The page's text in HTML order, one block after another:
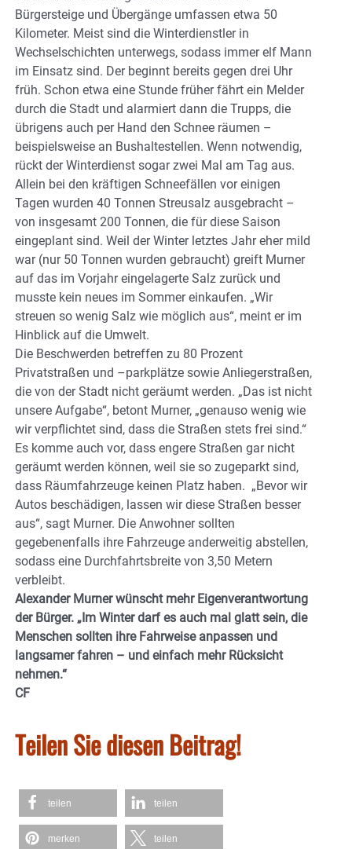
Bürgersteige und Übergänge umfassen etwa 50
Kilometer. Meist sind die Winterdienstler in
Wechselschichten unterwegs, sodass immer elf Mann
im Einsatz sind. Der beginnt bereits gegen drei Uhr
früh. Schon etwa eine Stunde früher fährt ein Melder
durch die Stadt und alarmiert dann die Trupps, die
übrigens auch per Hand den Schnee räumen –
beispielsweise an Bushaltestellen. Wenn notwendig,
rückt der Winterdienst sogar zwei Mal am Tag aus.
Allein bei den kräftigen Schneefällen vor einigen
Tagen wurden 40 Tonnen Streusalz ausgebracht –
von insgesamt 200 Tonnen, die für diese Saison
eingeplant sind. Weil der Winter letztes Jahr eher mild
war (nur 50 Tonnen wurden gebraucht) greift Murner
auf das im Vorjahr eingelagerte Salz zurück und
musste kein neues im Sommer einkaufen. „Wir
streuen so wenig Salz wie möglich aus“, meint er im
Hinblick auf die Umwelt.
Die Beschwerden betreffen zu 80 Prozent
Privatstraßen und –parkplätze sowie Anliegerstraßen,
die von der Stadt nicht geräumt werden. „Das ist nicht
unsere Aufgabe“, betont Murner, „genauso wenig wie
wir verpflichtet sind, dass die Straßen stets frei sind.“
Es komme auch vor, dass engere Straßen gar nicht
geräumt werden können, weil sie so zugeparkt sind,
dass Räumfahrzeuge keinen Platz haben. „Bevor wir
Autos beschädigen, lassen wir diese Straßen besser
aus“, sagt Murner. Die Anwohner sollten
gegebenenfalls ihre Fahrzeuge anderweitig abstellen,
sodass eine Durchfahrtsbreite von 3,50 Metern
verbleibt.
Alexander Murner wünscht mehr Eigenverantwortung
der Bürger. „Im Winter darf es auch mal glatt sein, die
Menschen sollten ihre Fahrweise anpassen und
langsamer fahren – und einfach mehr Rücksicht
nehmen.“
CF
Teilen Sie diesen Beitrag!
teilen teilen
merken teilen